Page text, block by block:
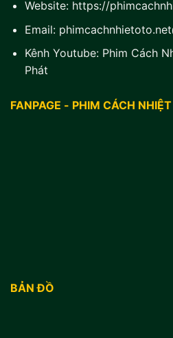
Website: https://
Email:
Kênh Youtube: Phim Cách
Phát
FANPAGE - PHIM CÁCH
BẢN ĐỒ